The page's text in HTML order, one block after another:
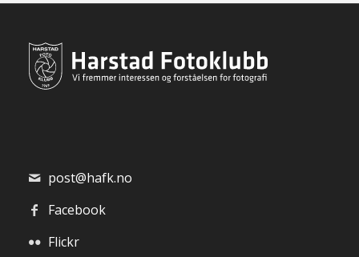
post@hafk.no
Facebook
Flickr